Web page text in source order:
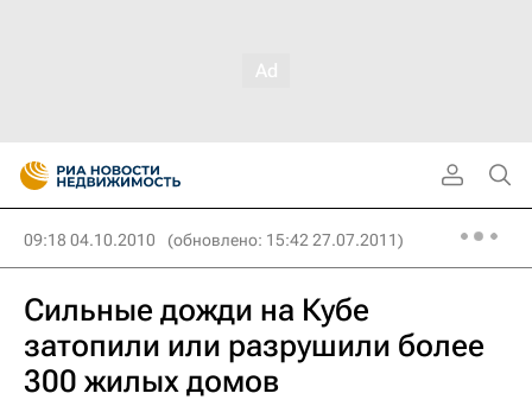
09:18 04.10.2010 (обновлено: 15:42 27.07.2011)
Сильные дожди на Кубе
затопили или разрушили более
300 жилых домов